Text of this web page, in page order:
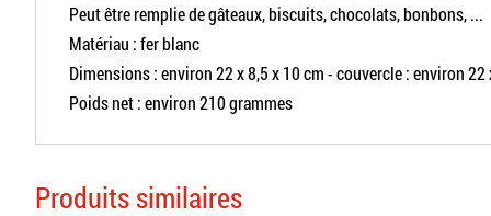
Peut être remplie de gâteaux, biscuits, chocolats, bonbons, ...
Matériau : fer blanc
Dimensions : environ 22 x 8,5 x 10 cm - couvercle : environ 22
Poids net : environ 210 grammes
Produits similaires